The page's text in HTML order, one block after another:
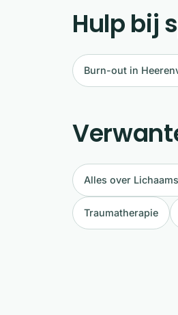
Hulp bij
Burn-out in
Alles over
Traumatherapie